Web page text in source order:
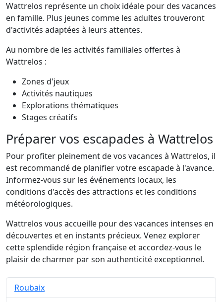
Wattrelos représente un choix idéale pour des vacances
en famille. Plus jeunes comme les adultes trouveront
d'activités adaptées à leurs attentes.
Au nombre de les activités familiales offertes à
Wattrelos :
Zones d'jeux
Activités nautiques
Explorations thématiques
Stages créatifs
Préparer vos escapades à Wattrelos
Pour profiter pleinement de vos vacances à Wattrelos, il
est recommandé de planifier votre escapade à l'avance.
Informez-vous sur les événements locaux, les
conditions d'accès des attractions et les conditions
météorologiques.
Wattrelos vous accueille pour des vacances intenses en
découvertes et en instants précieux. Venez explorer
cette splendide région française et accordez-vous le
plaisir de charmer par son authenticité exceptionnel.
Roubaix